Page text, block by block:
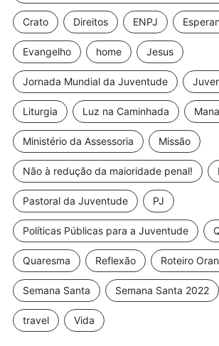
Crato Direitos ENPJ
Evangelho home Jesus
Jornada Mundial da Juventude
Liturgia Luz na Caminhada
Ministério da Assessoria Missão
Não à redução da maioridade penal!
Pastoral da Juventude PJ
Políticas Públicas para a Juventude
Quaresma Reflexão Roteiro
Semana Santa Semana Santa 2022
travel Vida